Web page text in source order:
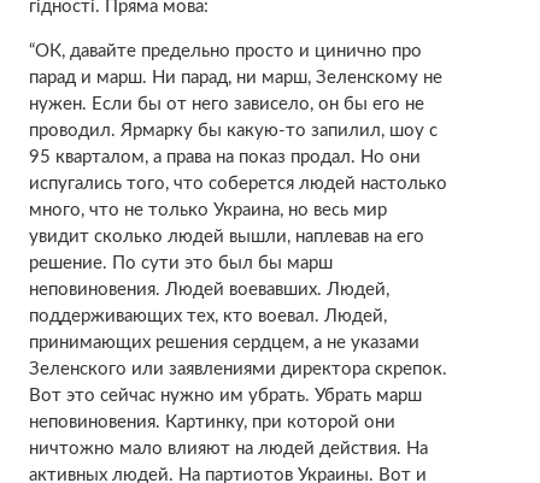
гідності. Пряма мова:
“ОК, давайте предельно просто и цинично про
парад и марш. Ни парад, ни марш, Зеленскому не
нужен. Если бы от него зависело, он бы его не
проводил. Ярмарку бы какую-то запилил, шоу с
95 кварталом, а права на показ продал. Но они
испугались того, что соберется людей настолько
много, что не только Украина, но весь мир
увидит сколько людей вышли, наплевав на его
решение. По сути это был бы марш
неповиновения. Людей воевавших. Людей,
поддерживающих тех, кто воевал. Людей,
принимающих решения сердцем, а не указами
Зеленского или заявлениями директора скрепок.
Вот это сейчас нужно им убрать. Убрать марш
неповиновения. Картинку, при которой они
ничтожно мало влияют на людей действия. На
активных людей. На партиотов Украины. Вот и